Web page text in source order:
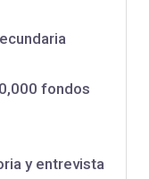
fondos
y entrevista